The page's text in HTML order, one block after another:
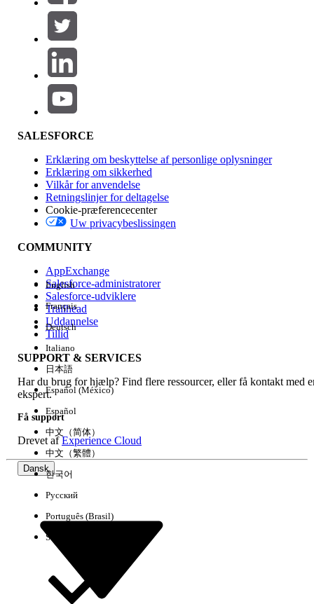
VÆLG FILTRE
Produktområde
Funktionspåvirkning
Version
Experience
Ryd alle Udført
SALESFORCE
Erklæring om beskyttelse af personlige oplysninger
Erklæring om sikkerhed
Vilkår for anvendelse
Retningslinjer for deltagelse
Cookie-præferencecenter
Uw privacybeslissingen
COMMUNITY
AppExchange
Salesforce-administratorer
Salesforce-udviklere
Trailhead
Uddannelse
Tillid
SUPPORT & SERVICES
Har du brug for hjælp? Find flere ressourcer, eller få kontakt med
ekspert.
Få support
Drevet afExperience Cloud
Dansk
English
Français
Deutsch
Italiano
日本語
Español (México)
Español
中文（简体）
中文（繁體）
한국어
Русский
Português (Brasil)
Suomi